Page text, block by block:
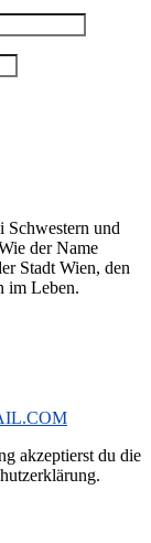
und
der Name
Stadt Wien, den
im Leben.
akzeptierst du die